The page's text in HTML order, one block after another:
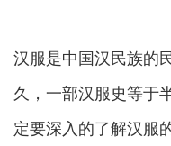
汉服是中国汉民族的
久，一部汉服史等于
定要深入的了解汉服